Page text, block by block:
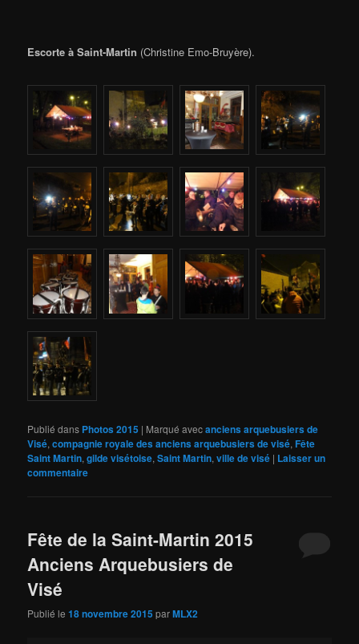
Escorte à Saint-Martin (Christine Emo-Bruyère).
Publié dans Photos 2015 | Marqué avecanciens arquebusiers de
Visé,compagnie royale des anciens arquebusiers de visé,Fête
Saint Martin,gilde visétoise,Saint Martin,ville de visé | Laisser un
commentaire
Fête de la Saint-Martin 2015
Anciens Arquebusiers de
Visé
Publié le18 novembre 2015 parMLX2